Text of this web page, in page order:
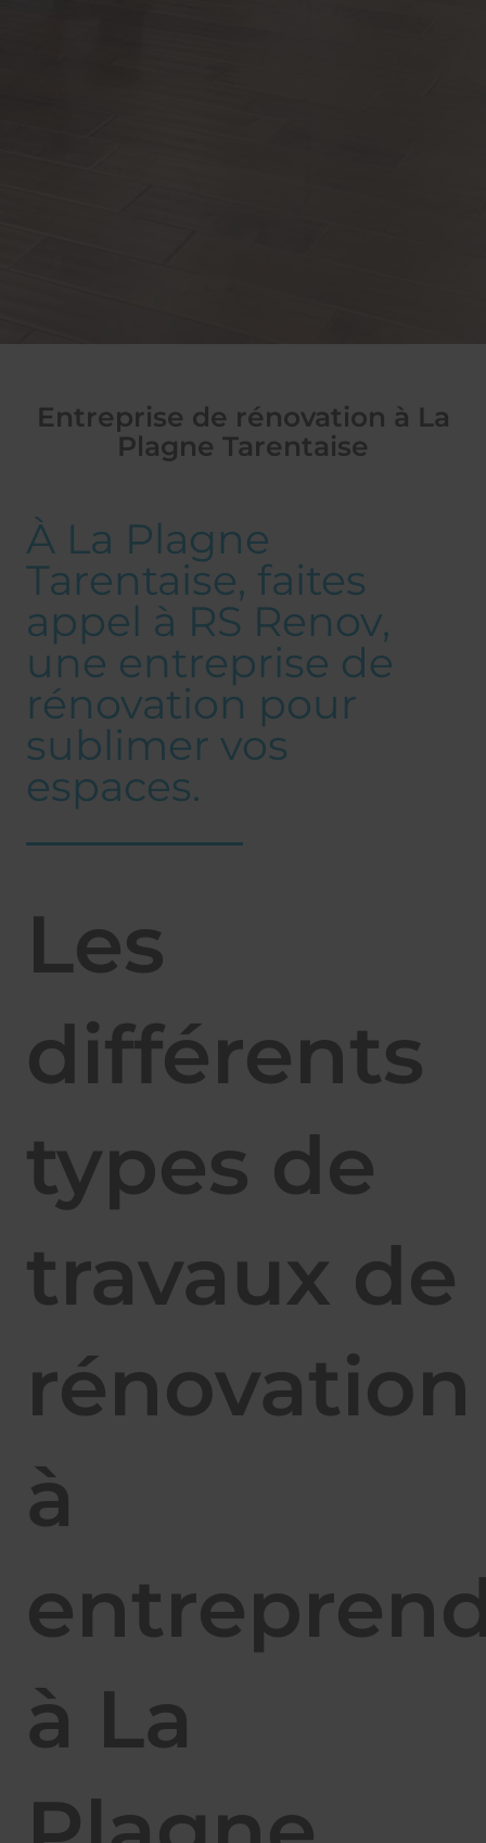
Entreprise de rénovation à La
Plagne Tarentaise
À La Plagne
Tarentaise, faites
appel à RS Renov,
une entreprise de
rénovation pour
sublimer vos
espaces.
Les
différents
types de
travaux de
rénovation
à
à La